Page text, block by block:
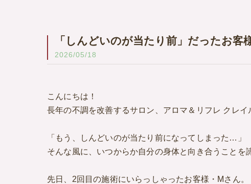
「しんどいのが当たり前」だったお客
2026/05/18
こんにちは！
長年の不調を改善するサロン、アロマ＆リフレ クレ
「もう、しんどいのが当たり前になってしまった…」
そんな風に、いつからか自分の身体と向き合うことを
先日、2回目の施術にいらっしゃったお客様・Mさん。